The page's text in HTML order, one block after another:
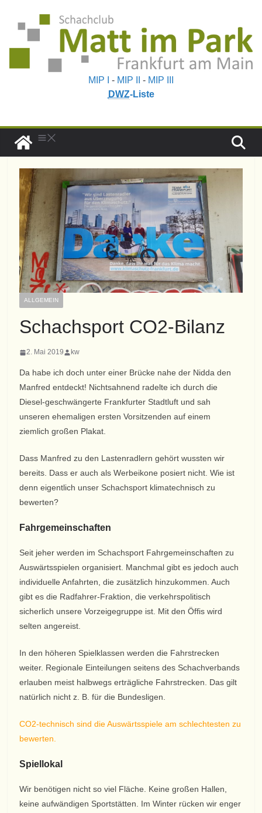
MIP I - MIP II - MIP III
DWZ-Liste
ALLGEMEIN
Schachsport CO2-Bilanz
2. Mai 2019 kw
Da habe ich doch unter einer Brücke nahe der Nidda den
Manfred entdeckt! Nichtsahnend radelte ich durch die
Diesel-geschwängerte Frankfurter Stadtluft und sah
unseren ehemaligen ersten Vorsitzenden auf einem
ziemlich großen Plakat.
Dass Manfred zu den Lastenradlern gehört wussten wir
bereits. Dass er auch als Werbeikone posiert nicht. Wie ist
denn eigentlich unser Schachsport klimatechnisch zu
bewerten?
Fahrgemeinschaften
Seit jeher werden im Schachsport Fahrgemeinschaften zu
Auswärtsspielen organisiert. Manchmal gibt es jedoch auch
individuelle Anfahrten, die zusätzlich hinzukommen. Auch
gibt es die Radfahrer-Fraktion, die verkehrspolitisch
sicherlich unsere Vorzeigegruppe ist. Mit den Öffis wird
selten angereist.
In den höheren Spielklassen werden die Fahrstrecken
weiter. Regionale Einteilungen seitens des Schachverbands
erlauben meist halbwegs erträgliche Fahrstrecken. Das gilt
natürlich nicht z. B. für die Bundesligen.
CO2-technisch sind die Auswärtsspiele am schlechtesten zu
bewerten.
Spiellokal
Wir benötigen nicht so viel Fläche. Keine großen Hallen,
keine aufwändigen Sportstätten. Im Winter rücken wir enger